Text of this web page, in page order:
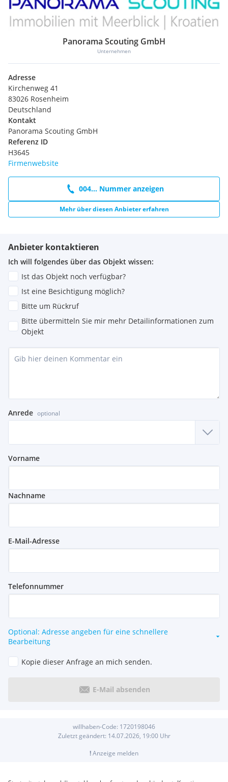
Panorama Scouting GmbH
Unternehmen
Adresse
Kirchenweg 41
83026 Rosenheim
Deutschland
Kontakt
Panorama Scouting GmbH
Referenz ID
H3645
Firmenwebsite
004... Nummer anzeigen
Mehr über diesen Anbieter erfahren
Anbieter kontaktieren
Ich will folgendes über das Objekt wissen:
Ist das Objekt noch verfügbar?
Ist eine Besichtigung möglich?
Bitte um Rückruf
Bitte übermitteln Sie mir mehr Detailinformationen zum
Objekt
Anrede optional
Vorname
Nachname
E-Mail-Adresse
Telefonnummer
Optional: Adresse angeben für eine schnellere
Bearbeitung
Kopie dieser Anfrage an mich senden.
E-Mail absenden
willhaben-Code: 1720198046
Zuletzt geändert: 14.07.2026, 19:00Uhr
!Anzeige melden